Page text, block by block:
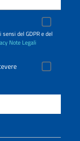
del GDPR e del
Note Legali